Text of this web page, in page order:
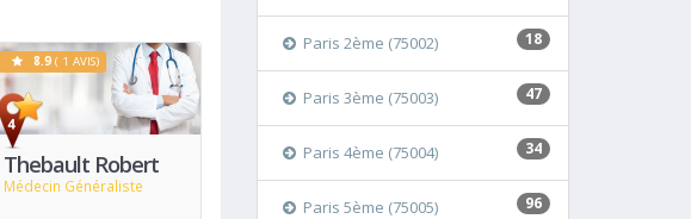
Thebault Robert
Médecin Généraliste
Voir
8.9 ( 1 AVIS)
18
Paris 2ème (75002)
47
Paris 3ème (75003)
34
Paris 4ème (75004)
96
Paris 5ème (75005)